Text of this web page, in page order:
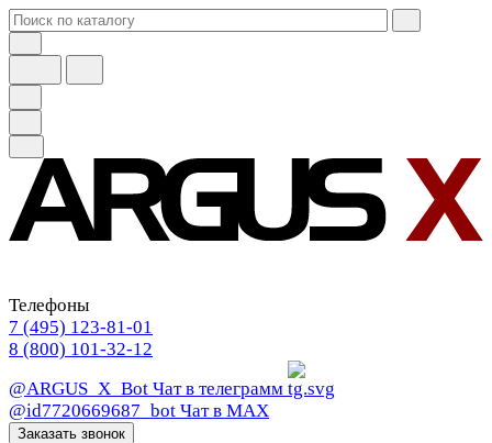
Телефоны
7 (495) 123-81-01
8 (800) 101-32-12
@ARGUS_X_Bot Чат в телеграмм
@id7720669687_bot Чат в МАХ
Заказать звонок